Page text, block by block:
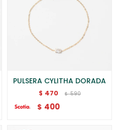
PULSERA CYLITHA DORADA
$ 470 $ 590
$ 400